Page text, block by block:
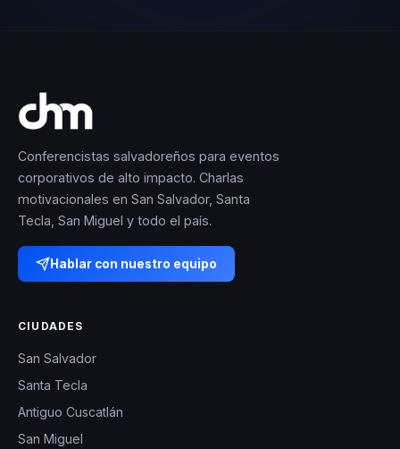
Conferencistas salvadoreños para eventos
corporativos de alto impacto. Charlas
motivacionales en San Salvador, Santa
Tecla, San Miguel y todo el país.
Hablar con nuestro equipo
CIUDADES
San Salvador
Santa Tecla
Antiguo Cuscatlán
San Miguel